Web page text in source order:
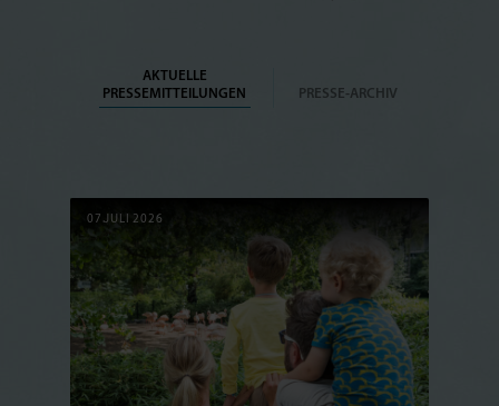
AKTUELLE
PRESSEMITTEILUNGEN
PRESSE-ARCHIV
07.JULI 2026